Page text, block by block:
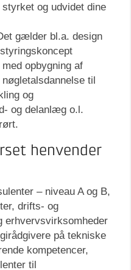
og udvidet dine
gælder bl.a. design
opbygning af
til
og
og delanlæg o.l.
henvender
– niveau A og B,
drifts- og
erhvervsvirksomheder
på tekniske
kompetencer,
til